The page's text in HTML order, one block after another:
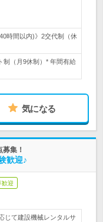
時間以内)》2交代制（休
制（月9休制）* 年間有給
気になる
集！
歓迎♪
歓迎
じて建設機械レンタルサ